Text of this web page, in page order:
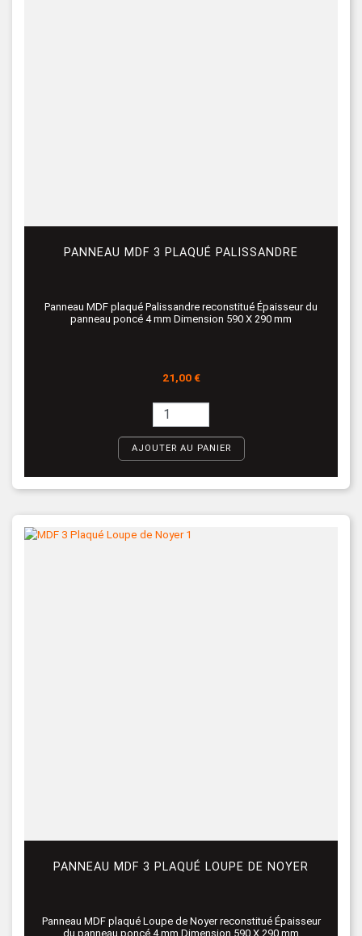
PANNEAU MDF 3 PLAQUÉ PALISSANDRE
Panneau MDF plaqué Palissandre reconstitué Épaisseur du
panneau poncé 4 mm Dimension 590 X 290 mm
Prix
21,00 €
AJOUTER AU PANIER
PANNEAU MDF 3 PLAQUÉ LOUPE DE NOYER
Panneau MDF plaqué Loupe de Noyer reconstitué Épaisseur
du panneau poncé 4 mm Dimension 590 X 290 mm